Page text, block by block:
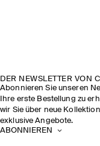
DER NEWSLETTER VON
Abonnieren Sie unseren
Ihre erste Bestellung zu
wir Sie über neue
exklusive Angebote.
ABONNIEREN